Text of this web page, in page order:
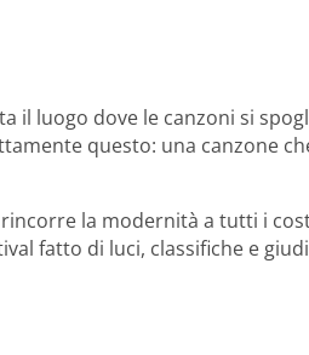
il luogo dove le canzoni si
questo: una canzone
la modernità a tutti i
fatto di luci, classifiche e